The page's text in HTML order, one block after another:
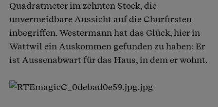
Quadratmeter im zehnten Stock, die
unvermeidbare Aussicht auf die Churfirsten
inbegriffen. Westermann hat das Glück, hier in
Wattwil ein Auskommen gefunden zu haben: Er
ist Aussenabwart für das Haus, in dem er wohnt.